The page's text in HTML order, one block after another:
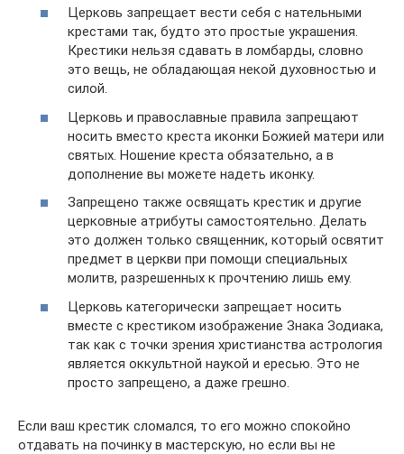
Церковь запрещает вести себя с нательными
крестами так, будто это простые украшения.
Крестики нельзя сдавать в ломбарды, словно
это вещь, не обладающая некой духовностью и
силой.
Церковь и православные правила запрещают
носить вместо креста иконки Божией матери или
святых. Ношение креста обязательно, а в
дополнение вы можете надеть иконку.
Запрещено также освящать крестик и другие
церковные атрибуты самостоятельно. Делать
это должен только священник, который освятит
предмет в церкви при помощи специальных
молитв, разрешенных к прочтению лишь ему.
Церковь категорически запрещает носить
вместе с крестиком изображение Знака Зодиака,
так как с точки зрения христианства астрология
является оккультной наукой и ересью. Это не
просто запрещено, а даже грешно.
Если ваш крестик сломался, то его можно спокойно
отдавать на починку в мастерскую, но если вы не